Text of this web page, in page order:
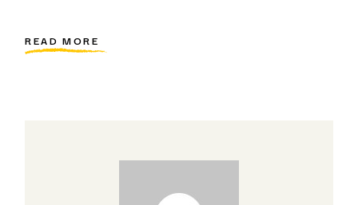
READ MORE